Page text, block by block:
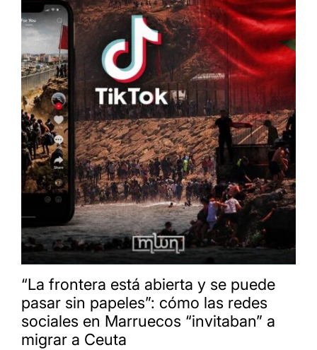
“La frontera está abierta y se puede
pasar sin papeles”: cómo las redes
sociales en Marruecos “invitaban” a
migrar a Ceuta